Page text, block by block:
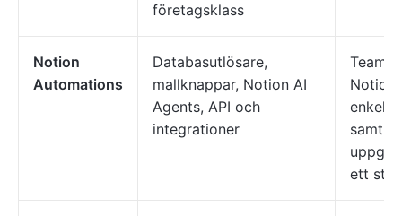
företagsklass
Notion
Automations
Databasutlösare,
mallknappar, Notion AI
Agents, API och
integrationer
Team
Notion
enkel
samt
ett